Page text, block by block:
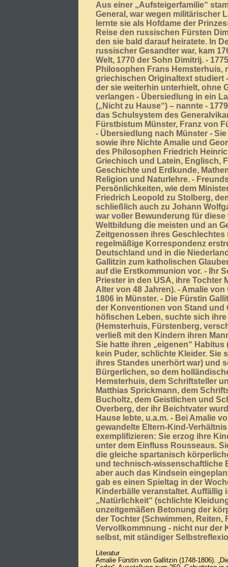
Aus einer „Aufsteigerfamilie“
General, war wegen militärischer
lernte sie als Hofdame der
Reise den russischen Fürsten
den sie bald darauf heiratete. In
russischer Gesandter war, kam
Welt, 1770 der Sohn Dimitrij. -
Philosophen Frans Hemsterhuis,
griechischen Originaltext studiert
der sie weiterhin unterhielt, ohne
verlangen - Übersiedlung in ein
(„Nicht zu Hause“) – nannte -
das Schulsystem des
Fürstbistum Münster, Franz von
- Übersiedlung nach Münster -
sowie ihre Nichte Amalie und
des Philosophen Friedrich
Griechisch und Latein, Englisch,
Geschichte und Erdkunde,
Religion und Naturlehre. -
Persönlichkeiten, wie dem
Friedrich Leopold zu Stolberg,
schließlich auch zu Johann
war voller Bewunderung für diese
Weltbildung die meisten und an
Zeitgenossen ihres Geschlechtes
regelmäßige Korrespondenz
Deutschland und in die
Gallitzin zum katholischen
auf die Erstkommunion vor. - Ihr
Priester in den USA, ihre Tochter
Alter von 48 Jahren). - Amalie
1806 in Münster. - Die Fürstin
der Konventionen von Stand und
höfischen Leben, suchte sich
(Hemsterhuis, Fürstenberg,
verließ mit den Kindern ihren
Sie hatte ihren „eigenen“ Habitus
kein Puder, schlichte Kleider. Sie
ihres Standes unerhört war) und
Bürgerlichen, so dem
Hemsterhuis, dem Schriftsteller
Matthias Sprickmann, dem
Bucholtz, dem Geistlichen und
Overberg, der ihr Beichtvater
Hause lebte, u.a.m. - Bei Amalie
gewandelte Eltern-Kind-
exemplifizieren: Sie erzog ihre
unter dem Einfluss Rousseaus.
die gleiche spartanisch
und technisch-wissenschaftliche
aber auch das Kindsein
gab es einen Spieltag in der
Kinderbälle veranstaltet. Auffällig
„Natürlichkeit“ (schlichte
unzeitgemäßen Betonung der
der Tochter (Schwimmen, Reiten,
Vervollkommnung - nicht nur der
selbst, mit ständiger
Literatur
Amalie Fürstin von Gallitzin (1748-1806).